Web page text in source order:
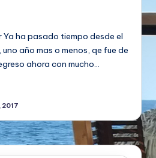
Ya ha pasado tiempo desde el
año mas o menos, qe fue de
ahora con mucho…
2017